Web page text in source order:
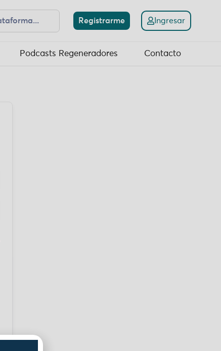
Registrarme Ingresar
Podcasts Regeneradores Contacto